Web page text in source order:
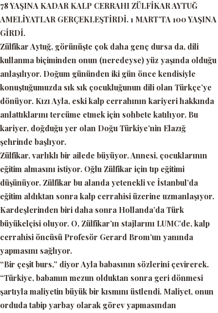
78 YAŞINA KADAR KALP CERRAHI ZÜLFİKAR AYTUĞ
AMELİYATLAR GERÇEKLEŞTİRDİ. 1 MART’TA 100 YAŞINA
GİRDİ.
Zülfikar Aytuğ, görünüşte çok daha genç dursa da, dili
kullanma biçiminden onun (neredeyse) yüz yaşında olduğu
anlaşılıyor. Doğum gününden iki gün önce kendisiyle
konuştuğumuzda sık sık çocukluğunun dili olan Türkçe’ye
dönüyor. Kızı Ayla, eski kalp cerrahının kariyeri hakkında
anlattıklarını tercüme etmek için sohbete katılıyor. Bu
kariyer, doğduğu yer olan Doğu Türkiye’nin Elazığ
şehrinde başlıyor.
Zülfikar, varlıklı bir ailede büyüyor. Annesi, çocuklarının
eğitim almasını istiyor. Oğlu Zülfikar için tıp eğitimi
düşünüyor. Zülfikar bu alanda yetenekli ve İstanbul’da
eğitim aldıktan sonra kalp cerrahisi üzerine uzmanlaşıyor.
Kardeşlerinden biri daha sonra Hollanda’da Türk
büyükelçisi oluyor. O, Zülfikar’ın stajlarını LUMC’de, kalp
cerrahisi öncüsü Profesör Gerard Brom’un yanında
yapmasını sağlıyor.
“Bir çeşit burs,” diyor Ayla babasının sözlerini çevirerek.
“Türkiye, babamın mezun olduktan sonra geri dönmesi
şartıyla maliyetin büyük bir kısmını üstlendi. Maliyet, onun
orduda tabip yarbay olarak görev yapmasından